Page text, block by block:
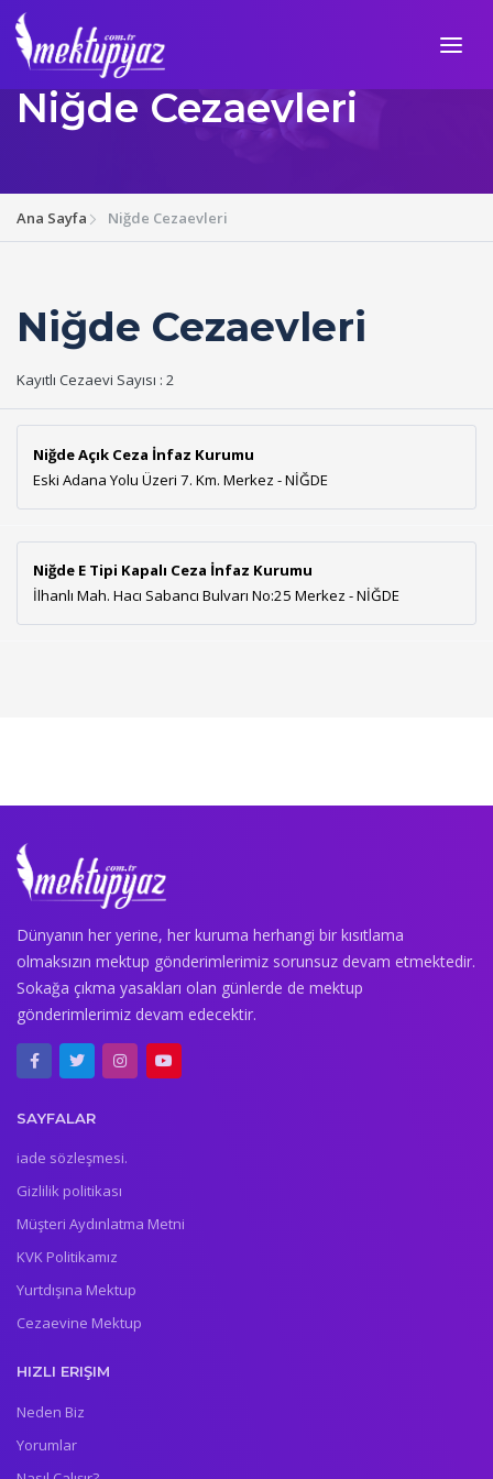
Niğde Cezaevleri
Ana Sayfa Niğde Cezaevleri
Niğde Cezaevleri
Kayıtlı Cezaevi Sayısı : 2
Niğde Açık Ceza İnfaz Kurumu
Eski Adana Yolu Üzeri 7. Km. Merkez - NİĞDE
Niğde E Tipi Kapalı Ceza İnfaz Kurumu
İlhanlı Mah. Hacı Sabancı Bulvarı No:25 Merkez - NİĞDE
Dünyanın her yerine, her kuruma herhangi bir kısıtlama
olmaksızın mektup gönderimlerimiz sorunsuz devam etmektedir.
Sokağa çıkma yasakları olan günlerde de mektup
gönderimlerimiz devam edecektir.
SAYFALAR
iade sözleşmesi.
Gizlilik politikası
Müşteri Aydınlatma Metni
KVK Politikamız
Yurtdışına Mektup
Cezaevine Mektup
HIZLI ERIŞIM
Neden Biz
Yorumlar